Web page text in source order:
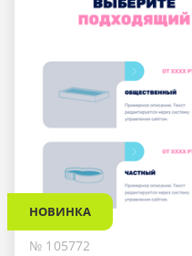
НОВИНКА
№ 105772